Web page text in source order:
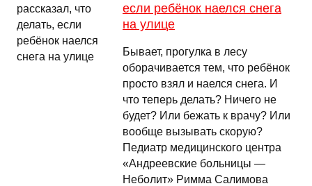
если ребёнок наелся снега
на улице
Бывает, прогулка в лесу
оборачивается тем, что ребёнок
просто взял и наелся снега. И
что теперь делать? Ничего не
будет? Или бежать к врачу? Или
вообще вызывать скорую?
Педиатр медицинского центра
«Андреевские больницы —
Неболит» Римма Салимова